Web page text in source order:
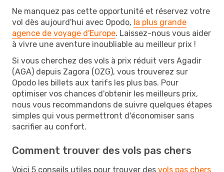
Ne manquez pas cette opportunité et réservez votre
vol dès aujourd'hui avec Opodo, la plus grande
agence de voyage d'Europe. Laissez-nous vous aider
à vivre une aventure inoubliable au meilleur prix !
Si vous cherchez des vols à prix réduit vers Agadir
(AGA) depuis Zagora (OZG), vous trouverez sur
Opodo les billets aux tarifs les plus bas. Pour
optimiser vos chances d'obtenir les meilleurs prix,
nous vous recommandons de suivre quelques étapes
simples qui vous permettront d'économiser sans
sacrifier au confort.
Comment trouver des vols pas chers
Voici 5 conseils utiles pour trouver des vols pas chers